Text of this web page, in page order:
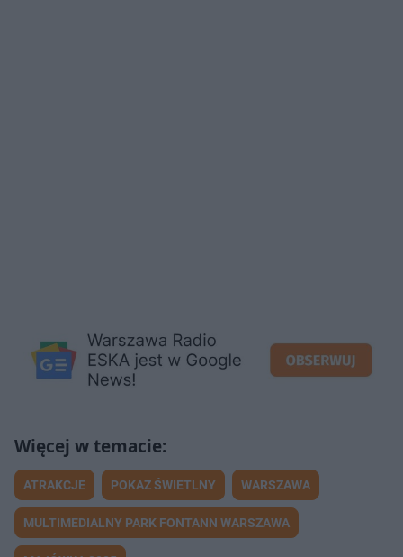
ATRAKCJE POKAZ ŚWIETLNY WARSZAWA
MULTIMEDIALNY PARK FONTANN WARSZAWA